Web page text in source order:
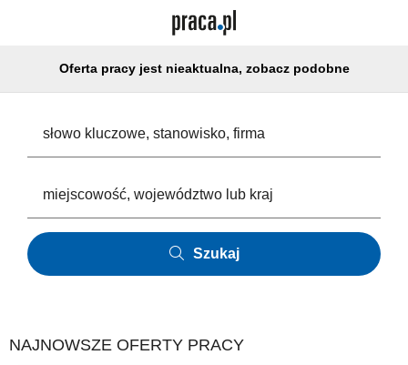
Oferta pracy jest nieaktualna, zobacz podobne
Szukaj
NAJNOWSZE OFERTY PRACY